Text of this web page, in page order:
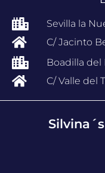
Sevilla la
C/ Jacinto
Boadilla del
C/ Valle del